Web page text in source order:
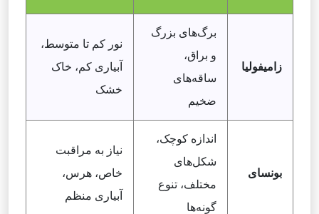
زامیفولیا
برگ‌های بزرگ
و براق،
ساقه‌های
ضخیم
نور کم تا متوسط،
آبیاری کم، خاک
خشک
بونسای
اندازه کوچک،
شکل‌های
مختلف، تنوع
گونه‌ها
نیاز به مراقبت
خاص، هرس،
آبیاری منظم